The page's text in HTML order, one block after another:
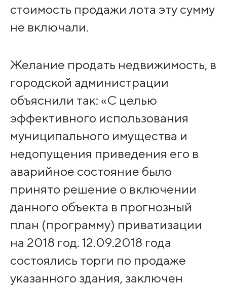
стоимость продажи лота эту сумму
не включали.
Желание продать недвижимость, в
городской администрации
объяснили так: «С целью
эффективного использования
муниципального имущества и
недопущения приведения его в
аварийное состояние было
принято решение о включении
данного объекта в прогнозный
план (программу) приватизации
на 2018 год. 12.09.2018 года
состоялись торги по продаже
указанного здания, заключен